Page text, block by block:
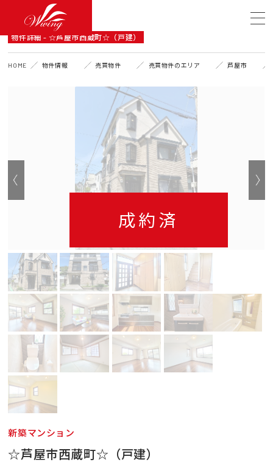
DETAIL
物件詳細 - ☆芦屋市西蔵町☆（戸建）
HOME 物件情報 売買物件 売買物件のエリア 芦屋市
成約済
新築マンション
☆芦屋市西蔵町☆（戸建）